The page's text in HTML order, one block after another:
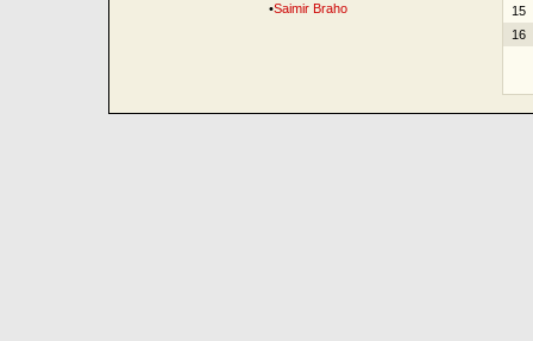
•Saimir Braho
15
16